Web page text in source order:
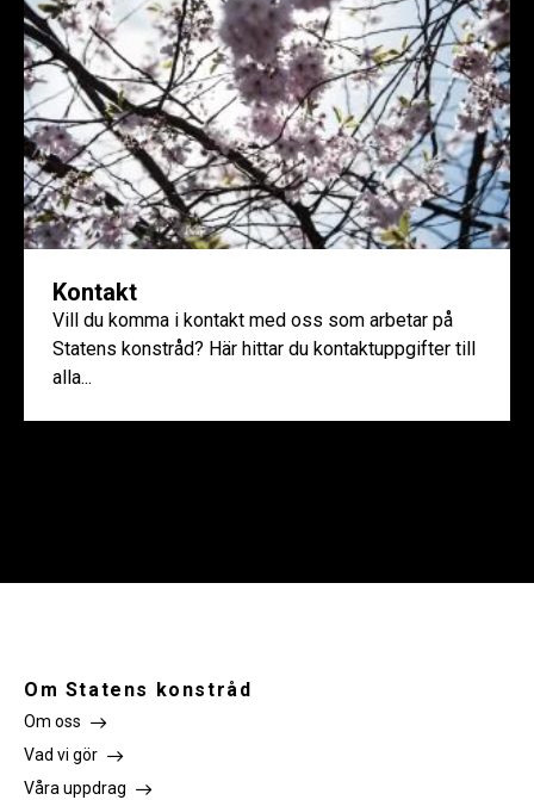
Kontakt
Vill du komma i kontakt med oss som arbetar på
Statens konstråd? Här hittar du kontaktuppgifter till
alla...
Om Statens konstråd
Om oss
Vad vi gör
Våra uppdrag